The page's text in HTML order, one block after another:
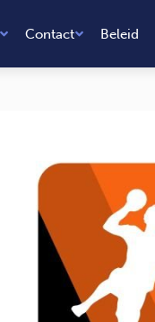
Contact Beleid